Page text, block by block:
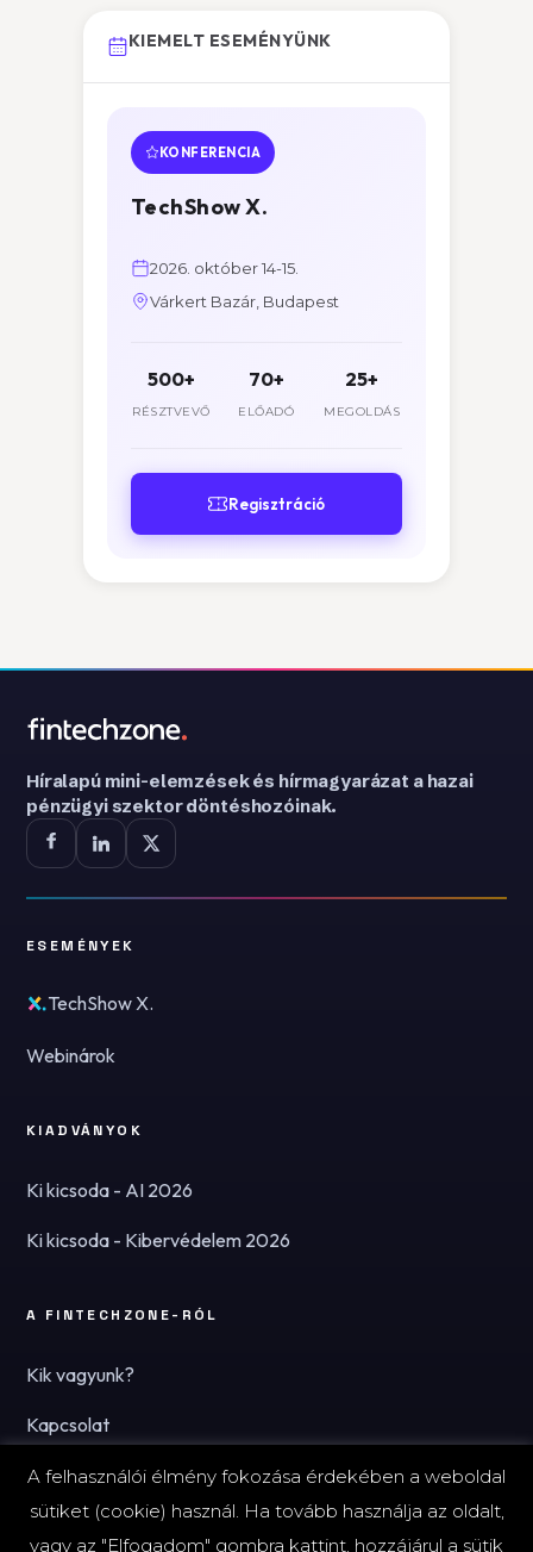
KIEMELT ESEMÉNYÜNK
KONFERENCIA
TechShow X.
2026. október 14-15.
Várkert Bazár, Budapest
500+
RÉSZTVEVŐ
70+
ELŐADÓ
25+
MEGOLDÁS
Regisztráció
Híralapú mini-elemzések és hírmagyarázat a hazai
pénzügyi szektor döntéshozóinak.
ESEMÉNYEK
TechShow X.
Webinárok
KIADVÁNYOK
Ki kicsoda - AI 2026
Ki kicsoda - Kibervédelem 2026
A FINTECHZONE-RÓL
Kik vagyunk?
Kapcsolat
Hírlevél
A felhasználói élmény fokozása érdekében a weboldal
sütiket (cookie) használ. Ha tovább használja az oldalt,
vagy az "Elfogadom" gombra kattint, hozzájárul a sütik